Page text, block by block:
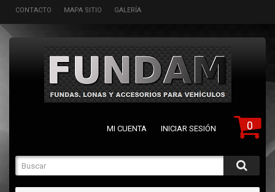
CONTACTO MAPA SITIO GALERÍA
0
MI CUENTA INICIAR SESIÓN